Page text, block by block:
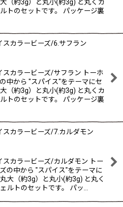
（約3g）と丸小(約3g) と丸くカ
トのセットです。 パッケージ裏
スカラービーズ/6.サフラン
スカラービーズ/サフラン トーホ
中から "スパイス"をテーマにセ
（約3g）と丸小(約3g) と丸くカ
トのセットです。 パッケージ裏
スカラービーズ/7.カルダモン
スカラービーズ/カルダモン トー
の中から "スパイス"をテーマに
大（約3g）と丸小(約3g) と丸く
ルトのセットです。 パッ…